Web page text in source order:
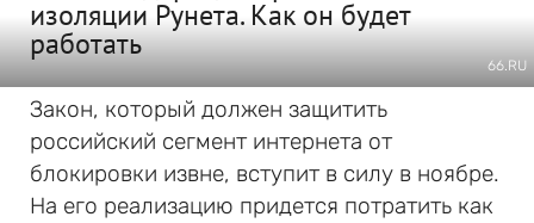
изоляции Рунета. Как он будет
работать
66.RU
Закон, который должен защитить
российский сегмент интернета от
блокировки извне, вступит в силу в ноябре.
На его реализацию придется потратить как